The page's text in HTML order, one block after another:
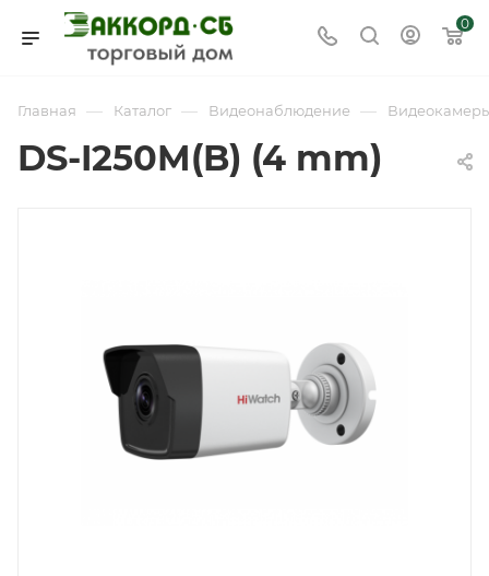
0
Главная — Каталог — Видеонаблюдение —
DS-I250M(B) (4 mm)